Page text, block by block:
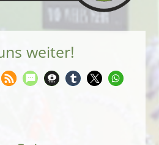
weiter!